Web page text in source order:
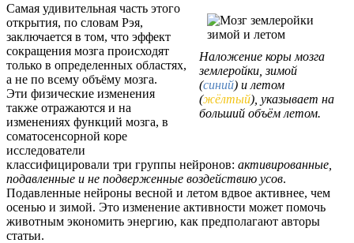
Наложение коры мозга
землеройки, зимой
(синий) и летом
(жёлтый), указывает на
больший объём летом.
Самая удивительная часть этого
открытия, по словам Рэя,
заключается в том, что эффект
сокращения мозга происходят
только в определенных областях,
а не по всему объёму мозга.
Эти физические изменения
также отражаются и на
изменениях функций мозга, в
соматосенсорной коре
исследователи
классифицировали три группы нейронов: активированные,
подавленные и не подверженные воздействию усов.
Подавленные нейроны весной и летом вдвое активнее, чем
осенью и зимой. Это изменение активности может помочь
животным экономить энергию, как предполагают авторы
статьи.